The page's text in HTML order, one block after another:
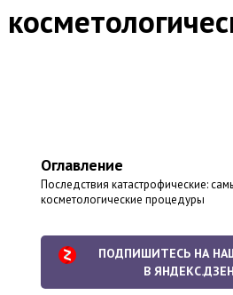
Оглавление
Последствия катастрофические:
косметологические процедуры
ПОДПИШИТЕСЬ НА
В ЯНДЕКС.ДЗЕН